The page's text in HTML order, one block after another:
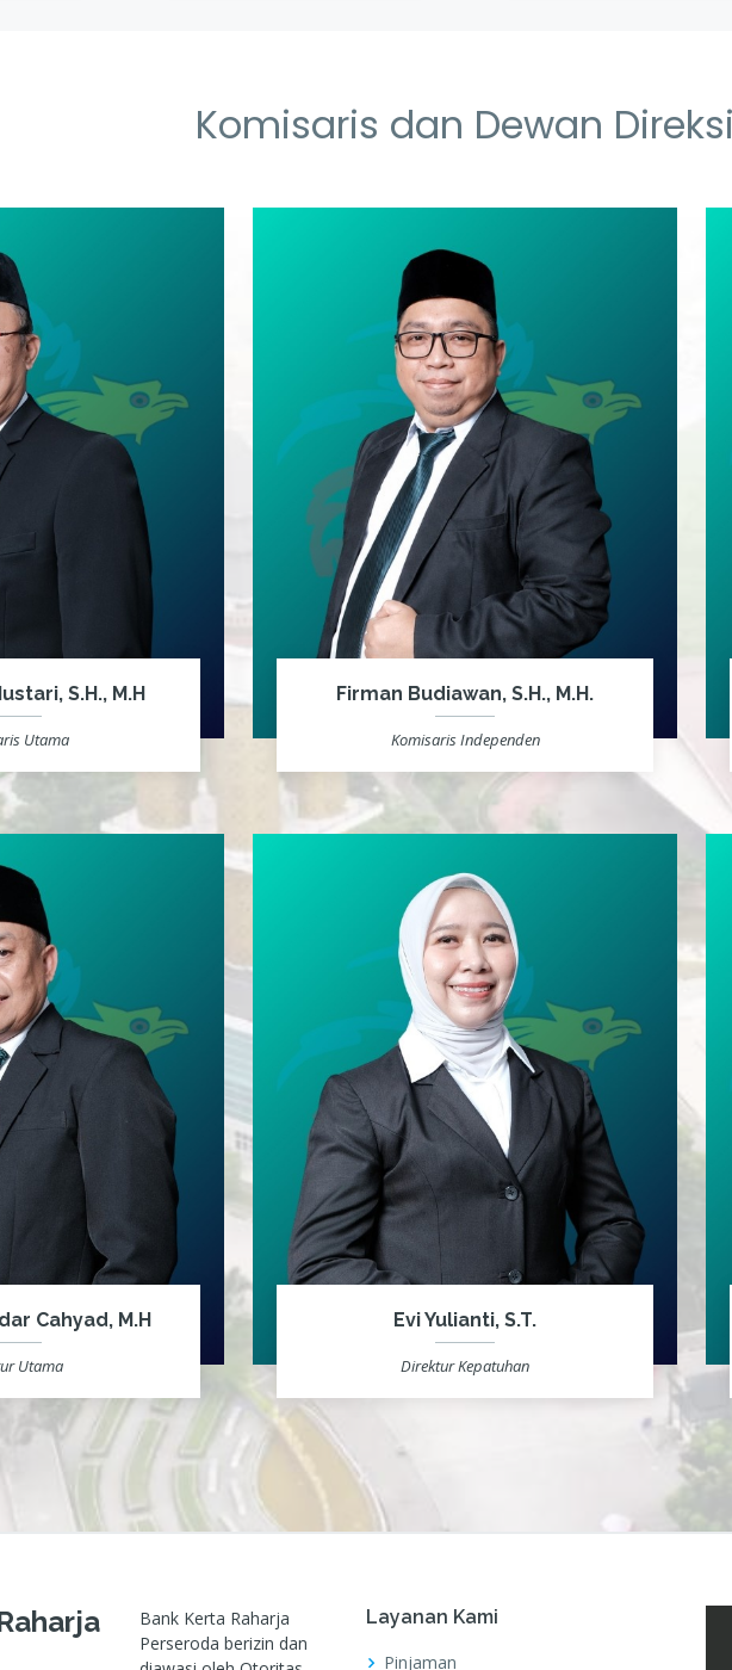
Komisaris dan Dewan
S.H., M.H
Utama
Firman Budiawan, S.H., M.H.
Komisaris Independen
Cahyad, M.H
Utama
Evi Yulianti, S.T.
Direktur Kepatuhan
Bank Kerta Raharja
Perseroda berizin dan
Layanan Kami
Pinjaman